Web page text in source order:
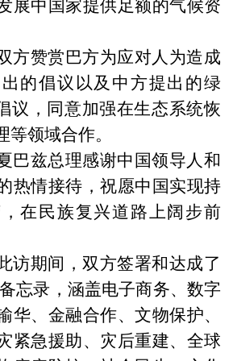
展中国家提供足额的气候资
方赞赏巴方为应对人为造成
的倡议以及中方提出的绿
议，同意加强在生态系统恢
领域合作。
巴兹总理感谢中国领导人和
热情接待，祝愿中国实现持
在民族复兴道路上阔步前
访期间，双方签署和达成了
忘录，涵盖电子商务、数字
华、金融合作、文物保护、
紧急援助、灾后重建、全球